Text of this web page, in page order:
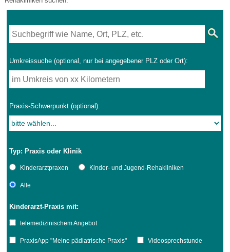
Umkreissuche (optional, nur bei angegebener PLZ oder Ort):
Praxis-Schwerpunkt (optional):
Typ: Praxis oder Klinik
Kinderarztpraxen Kinder- und Jugend-Rehakliniken
Alle
Kinderarzt-Praxis mit:
telemedizinischem Angebot
PraxisApp "Meine pädiatrische Praxis" Videosprechstunde